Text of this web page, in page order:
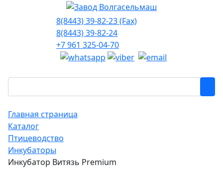
8(8443) 39-82-23 (Fax)
8(8443) 39-82-24
+7 961 325-04-70
Главная страница
Каталог
Птицеводство
Инкубаторы
Инкубатор Витязь Premium